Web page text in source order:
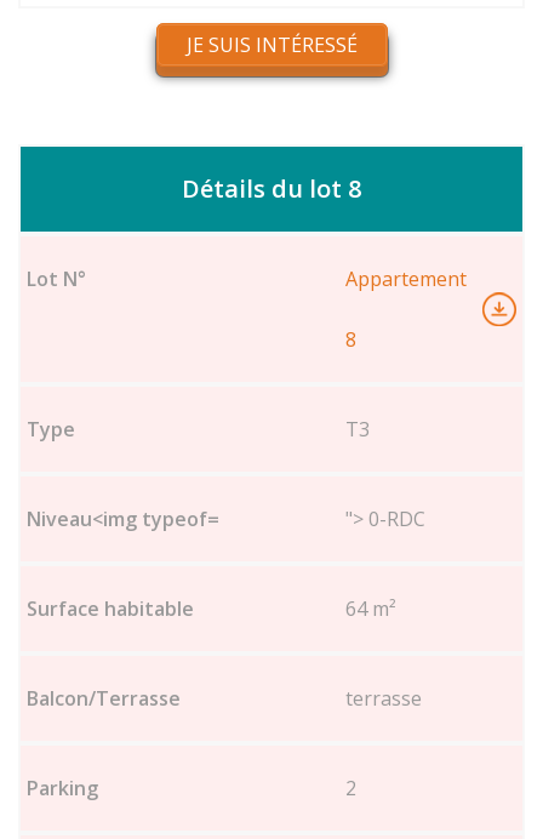
JE SUIS INTÉRESSÉ
Détails du lot 8
Appartement
8
T3
"> 0-RDC
64 m²
terrasse
2